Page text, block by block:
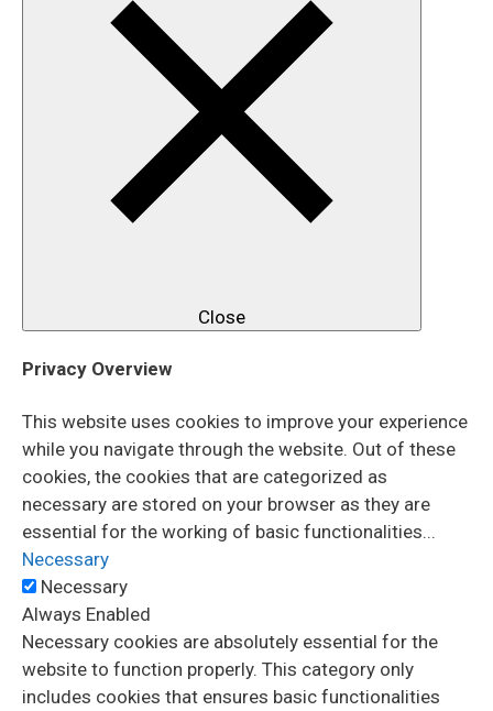
Close
Privacy Overview
This website uses cookies to improve your experience
while you navigate through the website. Out of these
cookies, the cookies that are categorized as
necessary are stored on your browser as they are
essential for the working of basic functionalities...
Necessary
Necessary
Always Enabled
Necessary cookies are absolutely essential for the
website to function properly. This category only
includes cookies that ensures basic functionalities